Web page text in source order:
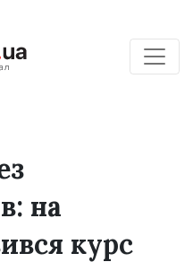
на
курс